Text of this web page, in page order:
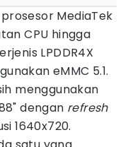
MediaTek
CPU hingga
LPDDR4X
eMMC 5.1.
menggunakan
dengan refresh
1640x720.